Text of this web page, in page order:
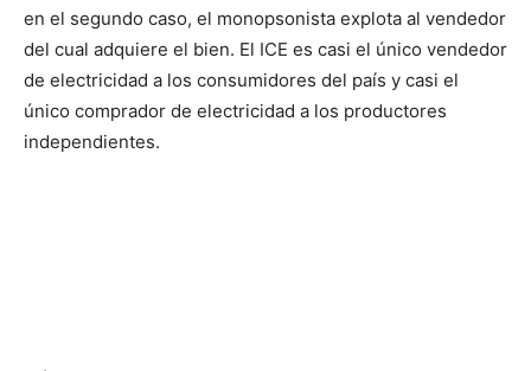
en el segundo caso, el monopsonista explota al vendedor
del cual adquiere el bien. El ICE es casi el único vendedor
de electricidad a los consumidores del país y casi el
único comprador de electricidad a los productores
independientes.